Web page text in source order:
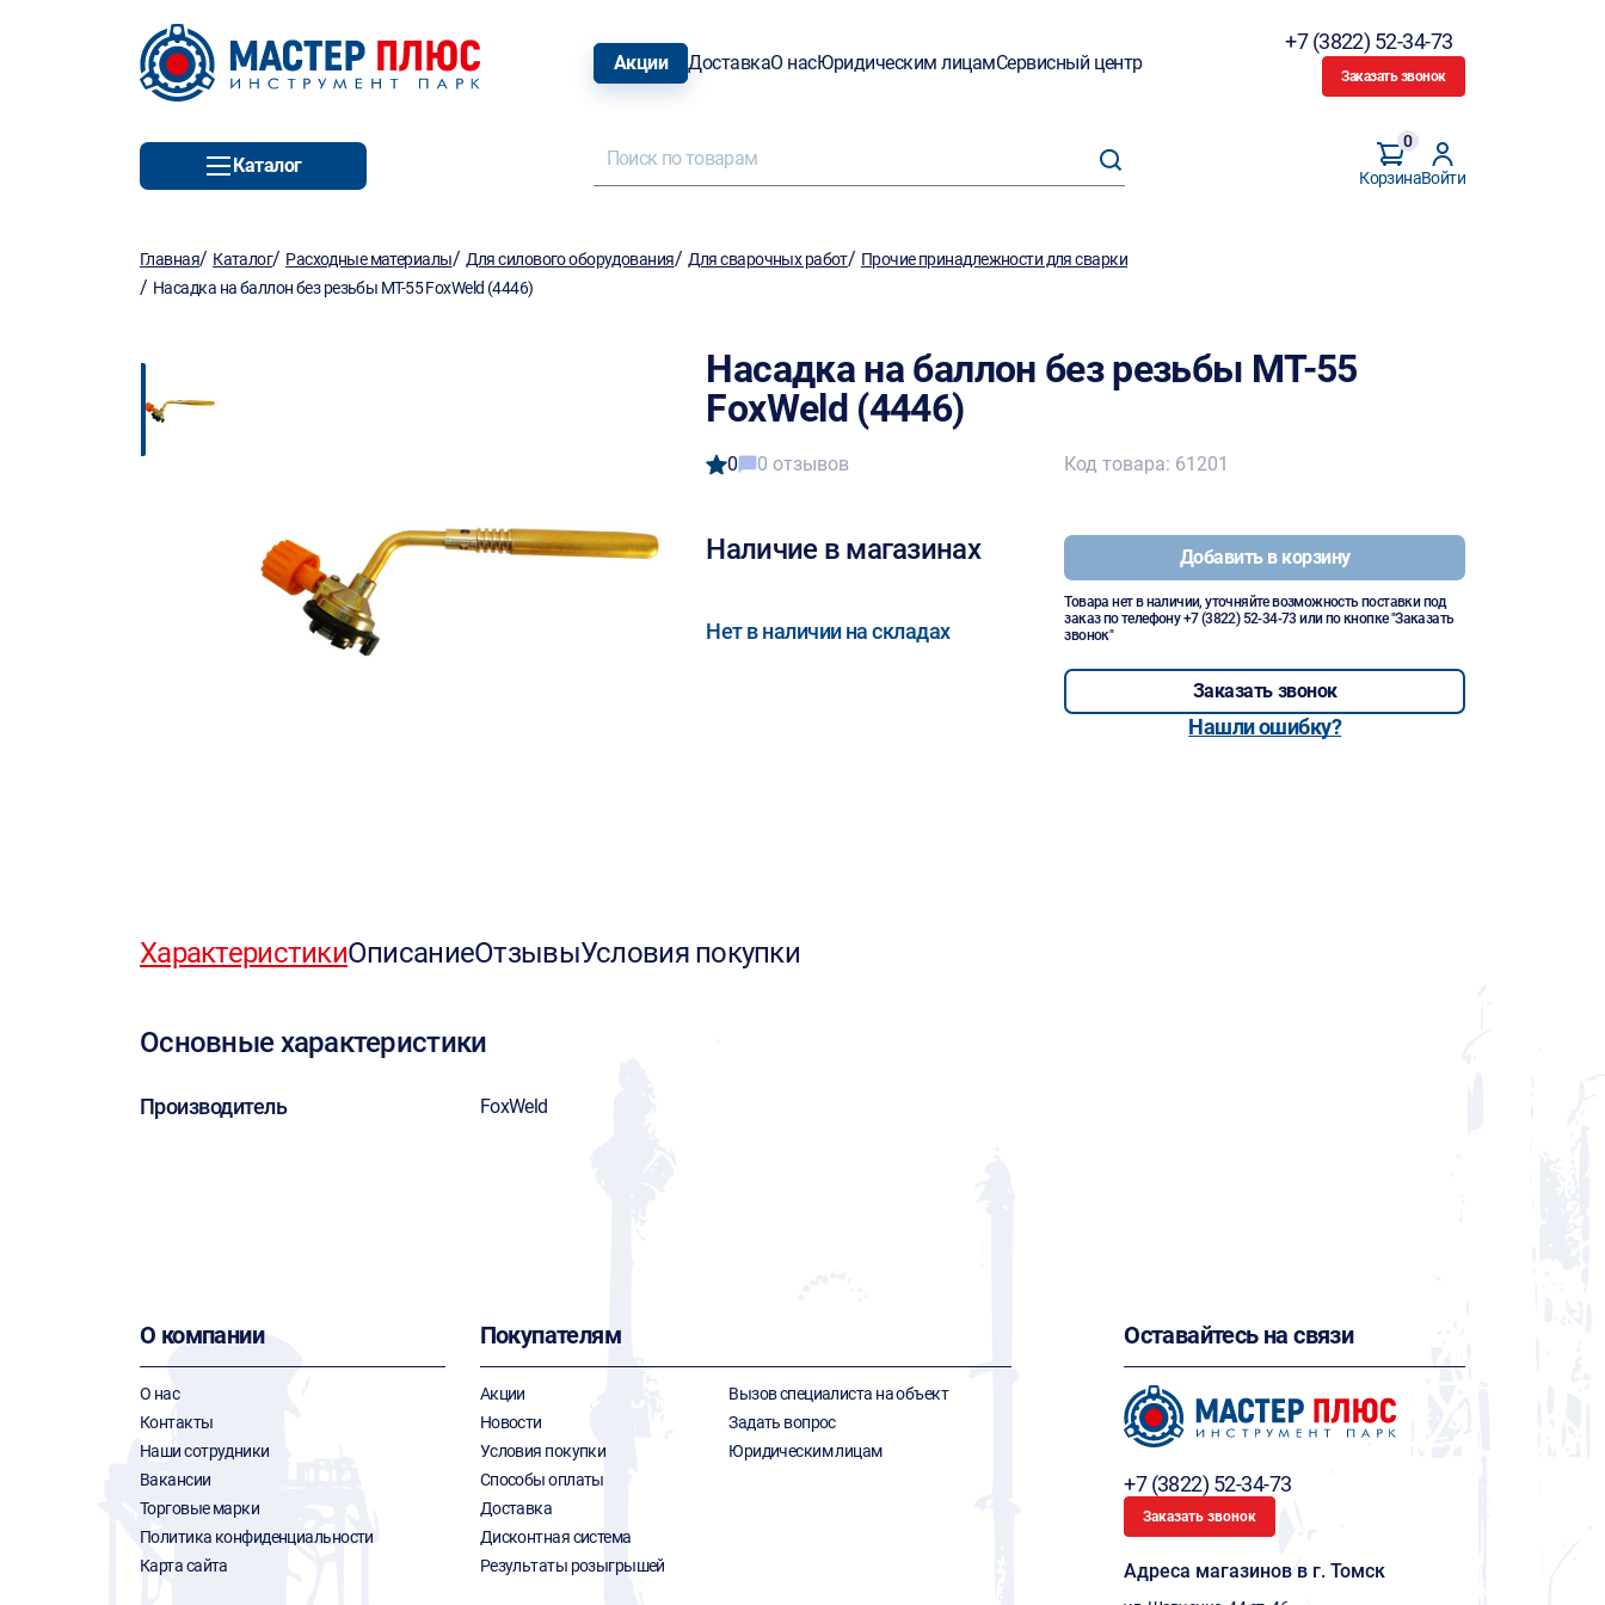
Акции ДоставкаО насЮридическим лицамСервисный центр
+7 (3822) 52-34-73
Заказать звонок
Каталог
Корзина
0
Войти
Главная/ Каталог/ Расходные материалы/ Для силового оборудования/ Для сварочных работ/ Прочие принадлежности для сварки
/ Насадка на баллон без резьбы МТ-55 FoxWeld (4446)
Насадка на баллон без резьбы МТ-55
FoxWeld (4446)
0 0 отзывов
Наличие в магазинах
Нет в наличии на складах
Код товара: 61201
Добавить в корзину
Товара нет в наличии, уточняйте возможность поставки под
заказ по телефону+7 (3822) 52-34-73 или по кнопке "Заказать
звонок"
Заказать звонок
Нашли ошибку?
ХарактеристикиОписаниеОтзывыУсловия покупки
Основные характеристики
Производитель FoxWeld
О компании
О нас
Контакты
Наши сотрудники
Вакансии
Торговые марки
Политика конфиденциальности
Карта сайта
Покупателям
Акции
Новости
Условия покупки
Способы оплаты
Доставка
Дисконтная система
Результаты розыгрышей
Вызов специалиста на объект
Задать вопрос
Юридическим лицам
Оставайтесь на связи
+7 (3822) 52-34-73
Заказать звонок
Адреса магазинов в г. Томск